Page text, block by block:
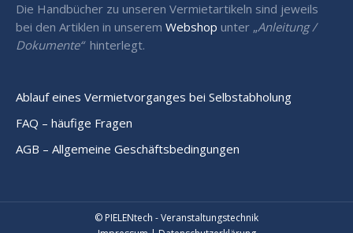
Die Handbücher zu unseren Vermietartikeln sind jeweils
bei den Artiklen in unserem Webshop unter „Anleitung /
Dokumente“ hinterlegt.
Ablauf eines Vermietvorganges bei Selbstabholung
FAQ – häufige Fragen
AGB – Allgemeine Geschäftsbedingungen
© PIELENtech - Veranstaltungstechnik